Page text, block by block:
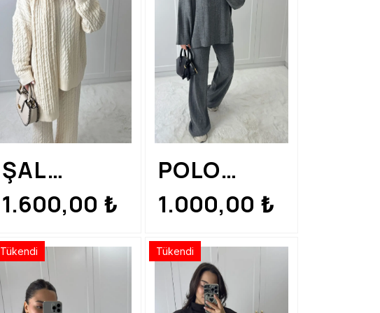
ŞAL
DETAYLI
TRİKO
TAKIM
1.600,00 ₺
POLO
YAKA GRİ
TAKIM
1.000,00 ₺
Tükendi Tükendi